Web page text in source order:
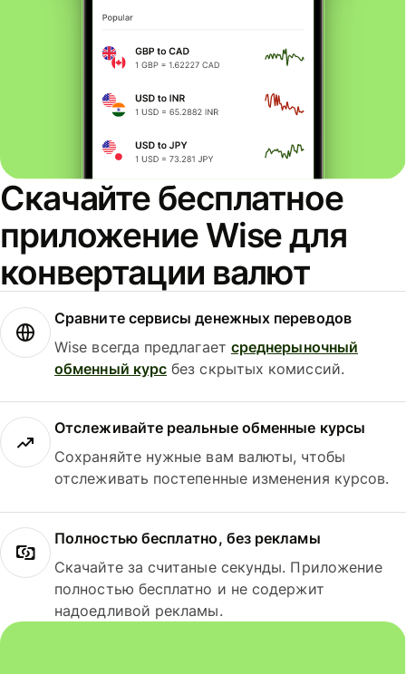
Скачайте бесплатное
приложение Wise для
конвертации валют
Сравните сервисы денежных переводов
Wise всегда предлагает среднерыночный
обменный курс без скрытых комиссий.
Отслеживайте реальные обменные курсы
Сохраняйте нужные вам валюты, чтобы
отслеживать постепенные изменения курсов.
Полностью бесплатно, без рекламы
Скачайте за считаные секунды. Приложение
полностью бесплатно и не содержит
надоедливой рекламы.